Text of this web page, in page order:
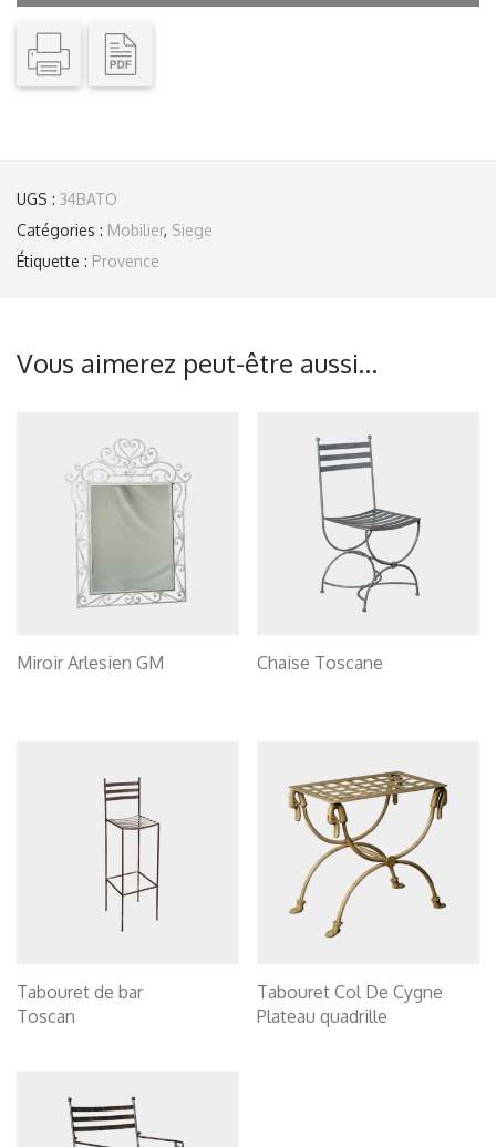
UGS : 34BATO
Catégories : Mobilier, Siege
Étiquette : Provence
Vous aimerez peut-être aussi…
Miroir Arlesien GM Chaise Toscane
Tabouret de bar
Toscan
Tabouret Col De Cygne
Plateau quadrille